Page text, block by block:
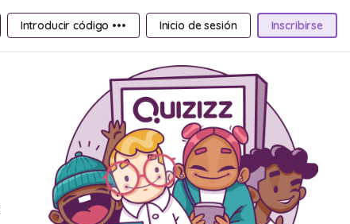
Introducir código ••• Inicio de sesión Inscribirse